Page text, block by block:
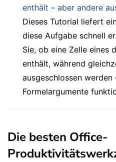
enthält – aber andere
Dieses Tutorial liefert
diese Aufgabe schnell
Sie, ob eine Zelle eines
enthält, während
ausgeschlossen
Formelargumente
Die besten Office-